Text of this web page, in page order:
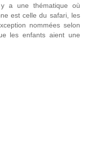
a une thématique où
est celle du safari, les
nommées selon
les enfants aient une